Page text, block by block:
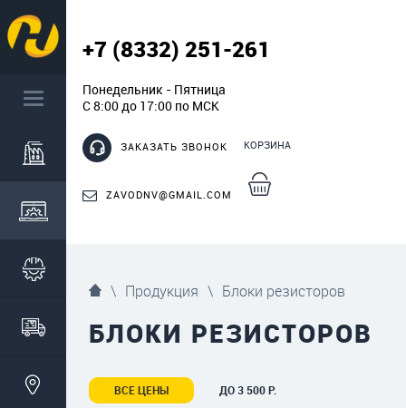
+7 (8332) 251-261
Понедельник - Пятница
С 8:00 до 17:00 по МСК
ЗАКАЗАТЬ ЗВОНОК
ZAVODNV@GMAIL.COM
КОРЗИНА
\ Продукция \ Блоки резисторов
БЛОКИ РЕЗИСТОРОВ
ВСЕ ЦЕНЫ
ДО 3 500 Р.